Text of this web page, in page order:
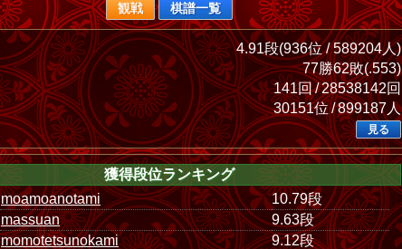
観戦 棋譜一覧
4.91段(936位 / 589204人)
77勝62敗(.553)
141回 / 28538142回
30151位 / 899187人
見る
獲得段位ランキング
moamoanotami
10.79段
massuan
9.63段
momotetsunokami 9.12段